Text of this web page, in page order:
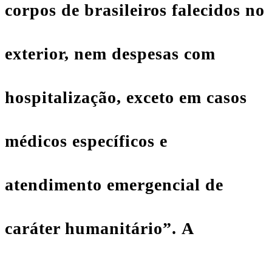
corpos de brasileiros falecidos no
exterior, nem despesas com
hospitalização, exceto em casos
médicos específicos e
atendimento emergencial de
caráter humanitário”. A